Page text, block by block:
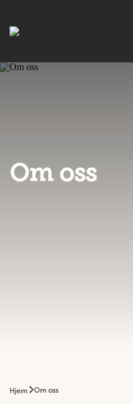
Om oss
Hjem Om oss